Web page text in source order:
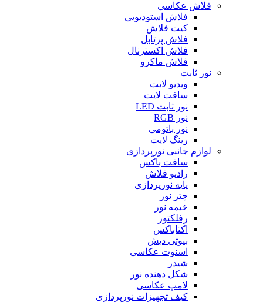
فلاش عکاسی
فلاش استودیویی
کیت فلاش
فلاش پرتابل
فلاش اکسترنال
فلاش ماکرو
نور ثابت
ویدیو لایت
سافت لایت
نور ثابت LED
نور RGB
نور باتومی
رینگ لایت
لوازم جانبی نورپردازی
سافت باکس
رادیو فلاش
پایه نورپردازی
چتر نور
خیمه نور
رفلکتور
اکتاباکس
بیوتی دیش
اسنوت عکاسی
شیدر
شکل دهنده نور
لامپ عکاسی
کیف تجهیزات نورپردازی